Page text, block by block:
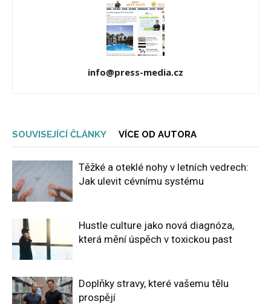
info@press-media.cz
SOUVISEJÍCÍ ČLÁNKY VÍCE OD AUTORA
Těžké a oteklé nohy v letních vedrech:
Jak ulevit cévnímu systému
Hustle culture jako nová diagnóza,
která mění úspěch v toxickou past
Doplňky stravy, které vašemu tělu
prospějí